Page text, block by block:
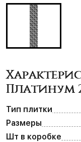
Платинум
Тип плитки
Размеры
Шт в коробке